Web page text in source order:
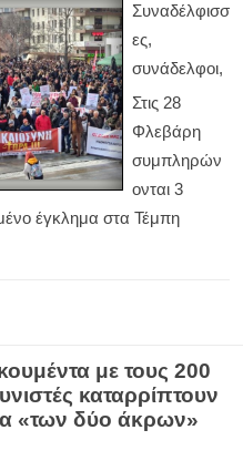
Συναδέλφισσ
ες,
συνάδελφοι,
Στις 28
Φλεβάρη
συμπληρών
ονται 3
έγκλημα στα Τέμπη
με τους 200
καταρρίπτουν
«των δύο άκρων»